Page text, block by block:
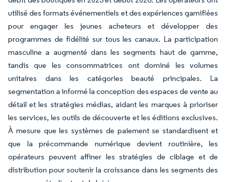
utilisé des formats événementiels et des expériences gamifiées
pour engager les jeunes acheteurs et développer des
programmes de fidélité sur tous les canaux. La participation
masculine a augmenté dans les segments haut de gamme,
tandis que les consommatrices ont dominé les volumes
unitaires dans les catégories beauté principales. La
segmentation a informé la conception des espaces de vente au
détail et les stratégies médias, aidant les marques à prioriser
les services, les outils de découverte et les éditions exclusives.
À mesure que les systèmes de paiement se standardisent et
que la précommande numérique devient routinière, les
opérateurs peuvent affiner les stratégies de ciblage et de
distribution pour soutenir la croissance dans les segments des